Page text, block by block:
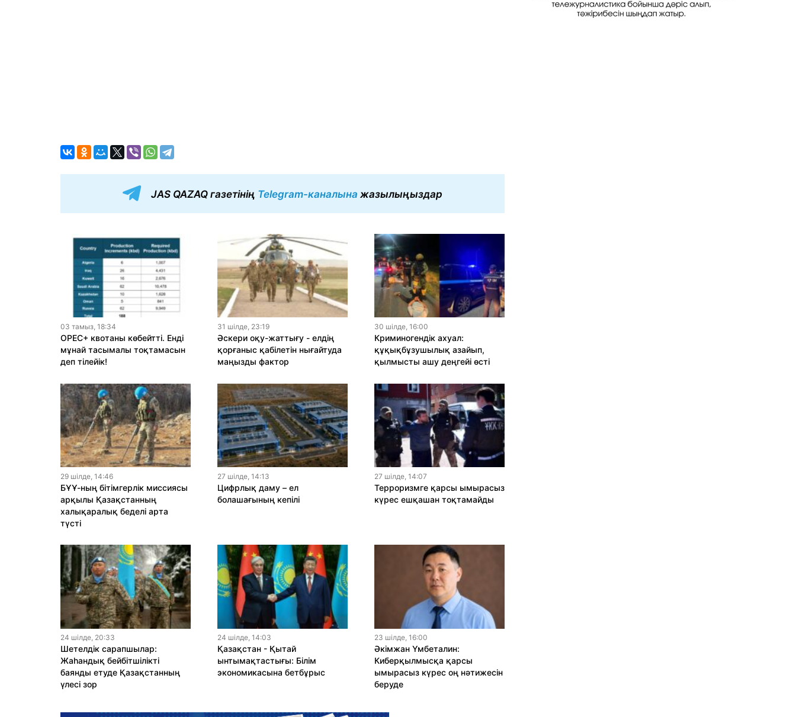
JAS QAZAQ газетінің Telegram-каналына жазылыңыздар
03 тамыз, 18:34
OPEC+ квотаны көбейтті. Енді
мұнай тасымалы тоқтамасын
деп тілейік!
31 шiлде, 23:19
Әскери оқу-жаттығу - елдің
қорғаныс қабілетін нығайтуда
маңызды фактор
30 шiлде, 16:00
Криминогендік ахуал:
құқықбұзушылық азайып,
қылмысты ашу деңгейі өсті
29 шiлде, 14:46
БҰҰ-ның бітімгерлік миссиясы
арқылы Қазақстанның
халықаралық беделі арта
түсті
27 шiлде, 14:13
Цифрлық даму – ел
болашағының кепілі
27 шiлде, 14:07
Терроризмге қарсы ымырасыз
күрес ешқашан тоқтамайды
24 шiлде, 20:33
Шетелдік сарапшылар:
Жаһандық бейбітшілікті
баянды етуде Қазақстанның
үлесі зор
24 шiлде, 14:03
Қазақстан - Қытай
ынтымақтастығы: Білім
экономикасына бетбұрыс
23 шiлде, 16:00
Әкімжан Үмбеталин:
Киберқылмысқа қарсы
ымырасыз күрес оң нәтижесін
беруде